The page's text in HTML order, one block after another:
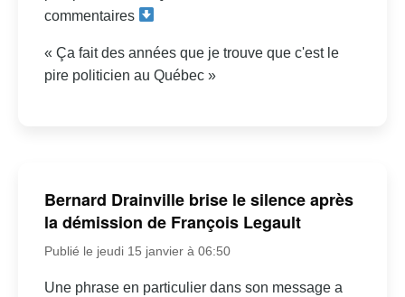
commentaires
« Ça fait des années que je trouve que c'est le
pire politicien au Québec »
Bernard Drainville brise le silence après
la démission de François Legault
Publié le jeudi 15 janvier à 06:50
Une phrase en particulier dans son message a